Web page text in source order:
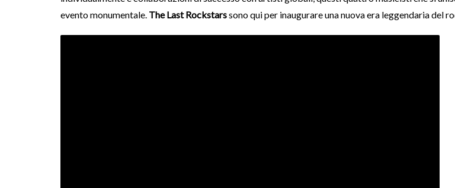
evento monumentale. The Last Rockstarssono qui per inaugurare una nuova era leggendaria del